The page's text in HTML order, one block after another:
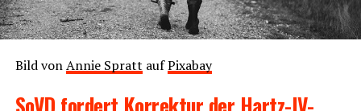
Bild vonAnnie Spratt aufPix­a­bay
SoVD for­dert Kor­rek­tur der Hartz-IV-